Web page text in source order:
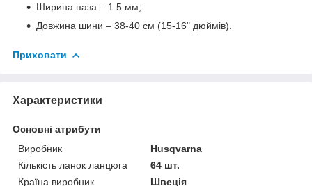
Ширина паза – 1.5 мм;
Довжина шини – 38-40 см (15-16" дюймів).
Приховати
Характеристики
Основні атрибути
Виробник
Husqvarna
Кількість ланок ланцюга
64 шт.
Країна виробник
Швеція